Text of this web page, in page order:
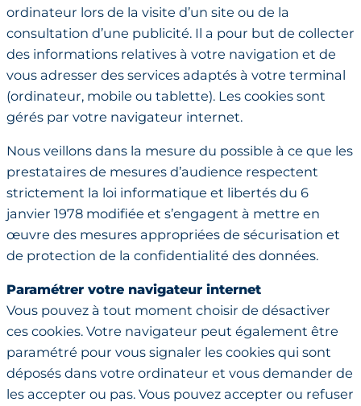
ordinateur lors de la visite d’un site ou de la
consultation d’une publicité. Il a pour but de collecter
des informations relatives à votre navigation et de
vous adresser des services adaptés à votre terminal
(ordinateur, mobile ou tablette). Les cookies sont
gérés par votre navigateur internet.
Nous veillons dans la mesure du possible à ce que les
prestataires de mesures d’audience respectent
strictement la loi informatique et libertés du 6
janvier 1978 modifiée et s’engagent à mettre en
œuvre des mesures appropriées de sécurisation et
de protection de la confidentialité des données.
Paramétrer votre navigateur internet
Vous pouvez à tout moment choisir de désactiver
ces cookies. Votre navigateur peut également être
paramétré pour vous signaler les cookies qui sont
déposés dans votre ordinateur et vous demander de
les accepter ou pas. Vous pouvez accepter ou refuser